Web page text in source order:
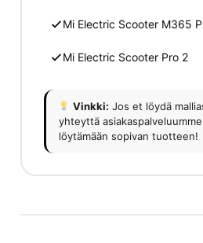
Mi Electric Scooter M365
Mi Electric Scooter Pro 2
Vinkki: Jos et löydä
yhteyttä
löytämään sopivan tuotteen!